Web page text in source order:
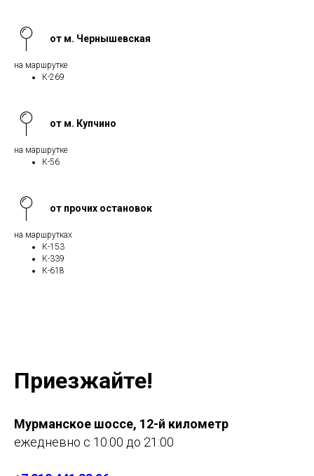
от м. Чернышевская
на маршрутке
К-269
от м. Купчино
на маршрутке
К-56
от прочих остановок
на маршрутках
К-153
К-339
К-618
Приезжайте!
Мурманское шоссе, 12-й километр
ежедневно с 10:00 до 21:00